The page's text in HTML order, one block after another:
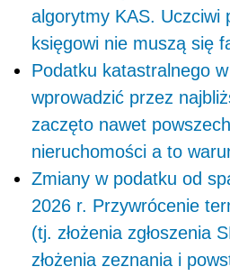
algorytmy KAS. Uczciwi
księgowi nie muszą się
Podatku katastralnego
wprowadzić przez
zaczęto nawet
nieruchomości a to
Zmiany w podatku od
2026 r. Przywrócenie
(tj. złożenia zgłoszenia
złożenia zeznania i